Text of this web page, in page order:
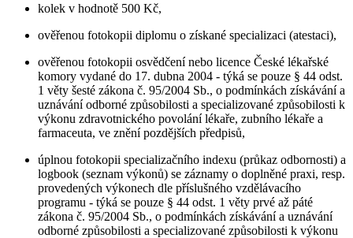
kolek v hodnotě 500 Kč,
ověřenou fotokopii diplomu o získané specializaci (atestaci),
ověřenou fotokopii osvědčení nebo licence České lékařské
komory vydané do 17. dubna 2004 - týká se pouze § 44 odst.
1 věty šesté zákona č. 95/2004 Sb., o podmínkách získávání a
uznávání odborné způsobilosti a specializované způsobilosti k
výkonu zdravotnického povolání lékaře, zubního lékaře a
farmaceuta, ve znění pozdějších předpisů,
úplnou fotokopii specializačního indexu (průkaz odbornosti) a
logbook (seznam výkonů) se záznamy o doplněné praxi, resp.
provedených výkonech dle příslušného vzdělávacího
programu - týká se pouze § 44 odst. 1 věty prvé až páté
zákona č. 95/2004 Sb., o podmínkách získávání a uznávání
odborné způsobilosti a specializované způsobilosti k výkonu